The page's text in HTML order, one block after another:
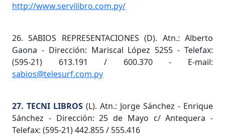
http://www.servilibro.com.py/
26. SABIOS REPRESENTACIONES (D). Atn.: Alberto
Gaona - Dirección: Mariscal López 5255 - Telefax:
(595-21) 613.191 / 600.370 - E-mail:
sabios@telesurf.com.py
27. TECNI LIBROS (L). Atn.: Jorge Sánchez - Enrique
Sánchez - Dirección: 25 de Mayo c/ Antequera -
Telefax: (595-21) 442.855 / 555.416